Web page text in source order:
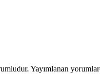
Yayımlanan